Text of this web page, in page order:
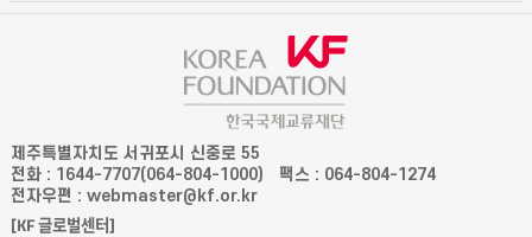
제주특별자치도 서귀포시 신중로 55
전화 : 1644-7707(064-804-1000)
팩스 : 064-804-1274
전자우편 : webmaster@kf.or.kr
[KF 글로벌센터]